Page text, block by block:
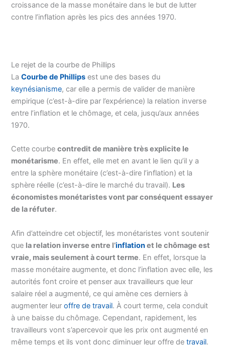
croissance de la masse monétaire dans le but de lutter
contre l’inflation après les pics des années 1970.
Le rejet de la courbe de Phillips
LaCourbe de Phillips est une des bases du
keynésianisme, car elle a permis de valider de manière
empirique (c’est-à-dire par l’expérience) la relation inverse
entre l’inflation et le chômage, et cela, jusqu’aux années
1970.
Cette courbecontredit de manière très explicite le
monétarisme. En effet, elle met en avant le lien qu’il y a
entre la sphère monétaire (c’est-à-dire l’inflation) et la
sphère réelle (c’est-à-dire le marché du travail). Les
économistes monétaristes vont par conséquent essayer
de la réfuter.
Afin d’atteindre cet objectif, les monétaristes vont soutenir
que la relation inverse entre l’inflationet le chômage est
vraie, mais seulement à court terme. En effet, lorsque la
masse monétaire augmente, et donc l’inflation avec elle, les
autorités font croire et penser aux travailleurs que leur
salaire réel a augmenté, ce qui amène ces derniers à
augmenter leuroffre de travail. À court terme, cela conduit
à une baisse du chômage. Cependant, rapidement, les
travailleurs vont s’apercevoir que les prix ont augmenté en
même temps et ils vont donc diminuer leur offre detravail.